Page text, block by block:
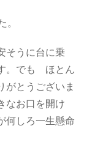
。
そうに台に乗
。でも ほとん
がとうございま
なお口を開け
しろ一生懸命